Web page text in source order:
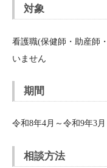
対象
看護職(保健師・助産師
いません
期間
令和8年4月～令和9年3月
相談方法